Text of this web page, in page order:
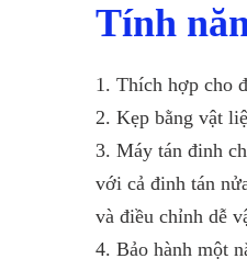
Tính
1. Thích hợp cho
2. Kẹp bằng vật
3. Máy tán đinh
với cả đinh tán
và điều chỉnh dễ
4. Bảo hành một